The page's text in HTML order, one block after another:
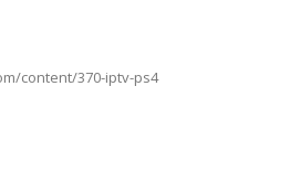
content/370-iptv-ps4